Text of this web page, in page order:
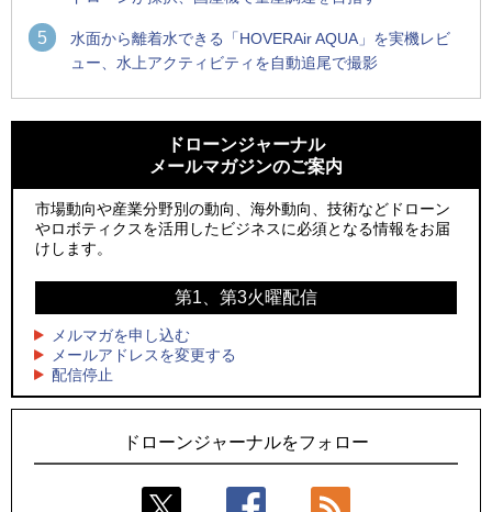
5
水面から離着水できる「HOVERAir AQUA」を実機レビ
ュー、水上アクティビティを自動追尾で撮影
ーンが採択、国産機で量産調達を目指す
ROBOZ、北名古屋市制20周年記念で「空飛ぶLEDスクリー
ン」とドローンショーによる新演出を実施
レッドクリフ、足利花火大会で映画『スパイダーマン』や
飛んだドローン、飛ばなかったドローン
ドローンとナイトバブルが競演、「花園ドローンショーフェ
スタ2026」10/3、4開催
ン」とドローンショーによる新演出を実施
防衛装備庁「迎撃ドローン早期取得プログラム」にテラドロ
ーンが採択、国産機で量産調達を目指す
サザンビーチちがさき花火大会で「復活の花火」打ち上げ、
国産AUVを社会実装へ、スタートアップ「BlueArch株式会
社」設立
ロボデックス、2時間超の飛行を目指す新型水素燃料電池ドロ
ーンを公開
ドローンジャーナル
メールマガジンのご案内
市場動向や産業分野別の動向、海外動向、技術などドローン
やロボティクスを活用したビジネスに必須となる情報をお届
けします。
第1、第3火曜配信
メルマガを申し込む
メールアドレスを変更する
配信停止
ドローンジャーナルをフォロー